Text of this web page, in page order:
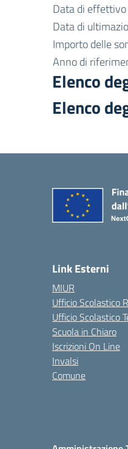
Data di
Data di
Importo delle
Anno di
Elenco
Elenco
Link Esterni
MIUR
Ufficio Scolastico
Ufficio Scolastico
Scuola in Chiaro
Iscrizioni On Line
Invalsi
Comune